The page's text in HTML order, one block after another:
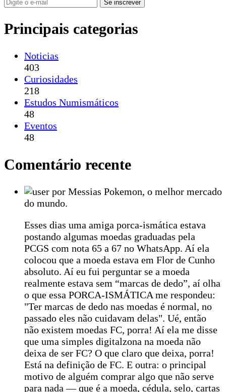
Se inscrever
Principais categorias
Noticias
403
Curiosidades
218
Estudos Numismáticos
48
Eventos
48
Comentário recente
por Messias Pokemon, o melhor mercado
do mundo.
Esses dias uma amiga porca-ismática estava
postando algumas moedas graduadas pela
PCGS com nota 65 a 67 no WhatsApp. Aí ela
colocou que a moeda estava em Flor de Cunho
absoluto. Aí eu fui perguntar se a moeda
realmente estava sem “marcas de dedo”, aí olha
o que essa PORCA-ISMÁTICA me respondeu:
"Ter marcas de dedo nas moedas é normal, no
passado eles não cuidavam delas". Ué, então
não existem moedas FC, porra! Aí ela me disse
que uma simples digitalzona na moeda não
deixa de ser FC? O que claro que deixa, porra!
Está na definição de FC. E outra: o principal
motivo de alguém comprar algo que não serve
para nada — que é a moeda, cédula, selo, cartas